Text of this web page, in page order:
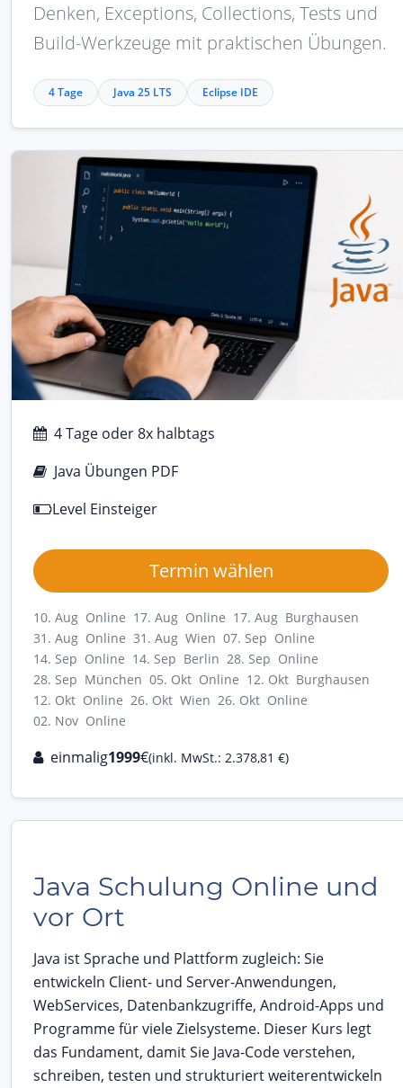
Denken, Exceptions, Collections, Tests und
Build-Werkzeuge mit praktischen Übungen.
4 Tage Java 25 LTS Eclipse IDE
4 Tage oder 8x halbtags
Java Übungen PDF
Level Einsteiger
Termin wählen
10. Aug Online 17. Aug Online 17. Aug Burghausen
31. Aug Online 31. Aug Wien 07. Sep Online
14. Sep Online 14. Sep Berlin 28. Sep Online
28. Sep München 05. Okt Online 12. Okt Burghausen
12. Okt Online 26. Okt Wien 26. Okt Online
02. Nov Online
einmalig1999€(inkl. MwSt.: 2.378,81 €)
Java Schulung Online und
vor Ort
Java ist Sprache und Plattform zugleich: Sie
entwickeln Client- und Server-Anwendungen,
WebServices, Datenbankzugriffe, Android-Apps und
Programme für viele Zielsysteme. Dieser Kurs legt
das Fundament, damit Sie Java-Code verstehen,
schreiben, testen und strukturiert weiterentwickeln